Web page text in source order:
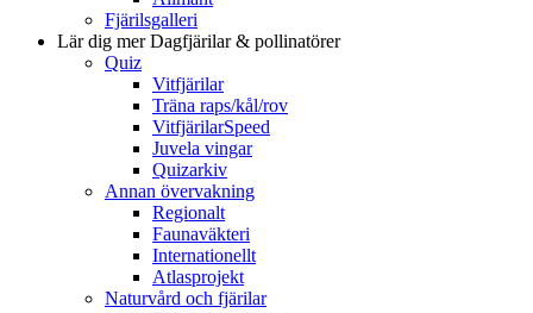
Fjärilsgalleri
Lär dig merDagfjärilar & pollinatörer
Quiz
Vitfjärilar
Träna raps/kål/rov
VitfjärilarSpeed
Juvela vingar
Quizarkiv
Annan övervakning
Regionalt
Faunaväkteri
Internationellt
Atlasprojekt
Naturvård och fjärilar